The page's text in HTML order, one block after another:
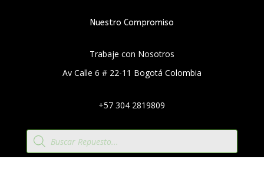
Nuestro Compromiso
Trabaje con Nosotros
Av Calle 6 # 22-11 Bogotá Colombia
+57 304 2819809
Búsqueda
de
productos